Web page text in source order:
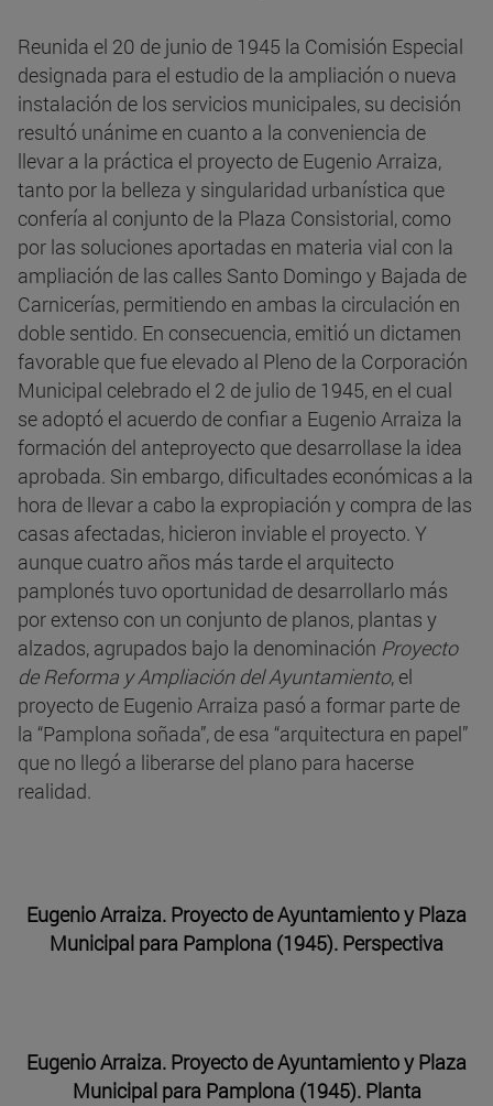
Reunida el 20 de junio de 1945 la Comisión Especial
designada para el estudio de la ampliación o nueva
instalación de los servicios municipales, su decisión
resultó unánime en cuanto a la conveniencia de
llevar a la práctica el proyecto de Eugenio Arraiza,
tanto por la belleza y singularidad urbanística que
confería al conjunto de la Plaza Consistorial, como
por las soluciones aportadas en materia vial con la
ampliación de las calles Santo Domingo y Bajada de
Carnicerías, permitiendo en ambas la circulación en
doble sentido. En consecuencia, emitió un dictamen
favorable que fue elevado al Pleno de la Corporación
Municipal celebrado el 2 de julio de 1945, en el cual
se adoptó el acuerdo de confiar a Eugenio Arraiza la
formación del anteproyecto que desarrollase la idea
aprobada. Sin embargo, dificultades económicas a la
hora de llevar a cabo la expropiación y compra de las
casas afectadas, hicieron inviable el proyecto. Y
aunque cuatro años más tarde el arquitecto
pamplonés tuvo oportunidad de desarrollarlo más
por extenso con un conjunto de planos, plantas y
alzados, agrupados bajo la denominación Proyecto
de Reforma y Ampliación del Ayuntamiento, el
proyecto de Eugenio Arraiza pasó a formar parte de
la “Pamplona soñada”, de esa “arquitectura en papel”
que no llegó a liberarse del plano para hacerse
realidad.
Eugenio Arraiza. Proyecto de Ayuntamiento y Plaza
Municipal para Pamplona (1945). Perspectiva
Eugenio Arraiza. Proyecto de Ayuntamiento y Plaza
Municipal para Pamplona (1945). Planta